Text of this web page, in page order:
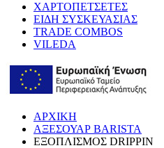
ΧΑΡΤΟΠΕΤΣΕΤΕΣ
ΕΙΔΗ ΣΥΣΚΕΥΑΣΙΑΣ
TRADE COMBOS
VILEDA
ΑΡΧΙΚΗ
ΑΞΕΣΟΥΑΡ BARISTA
ΕΞΟΠΛΙΣΜΟΣ DRIPPIN